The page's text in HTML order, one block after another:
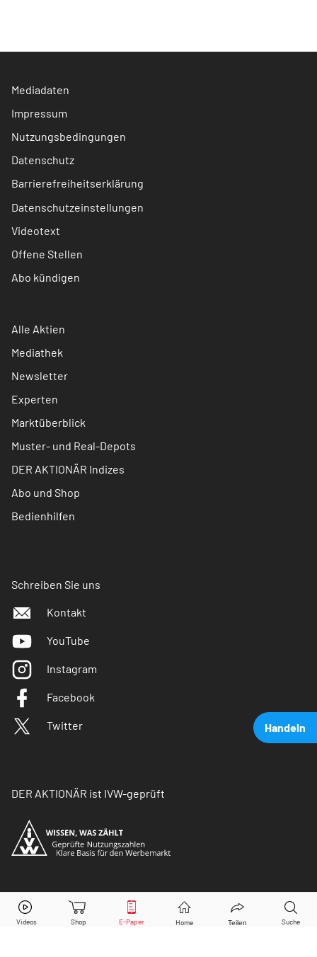
Handeln
Apple Aktie jetzt handeln?
Mediadaten
Impressum
Nutzungsbedingungen
Datenschutz
Barrierefreiheitserklärung
Datenschutzeinstellungen
Videotext
Offene Stellen
Abo kündigen
Alle Aktien
Mediathek
Newsletter
Experten
Marktüberblick
Muster- und Real-Depots
DER AKTIONÄR Indizes
Abo und Shop
Bedienhilfen
Schreiben Sie uns
Kontakt
YouTube
Instagram
Facebook
Twitter
DER AKTIONÄR ist IVW-geprüft
© Copyright 2026 Börsenmedien AG. Alle Rechte